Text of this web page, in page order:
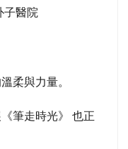
子醫院
柔與力量。
筆走時光》 也正